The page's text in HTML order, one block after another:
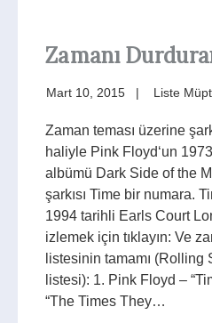
Zamanı
Mart 10, 2015 Liste
Zaman teması üzerine
haliyle Pink Floyd‘un
albümü Dark Side of the
şarkısı Time bir numara.
1994 tarihli Earls Court
izlemek için tıklayın: Ve
listesinin tamamı (Rolling
listesi): 1. Pink Floyd –
“The Times They…